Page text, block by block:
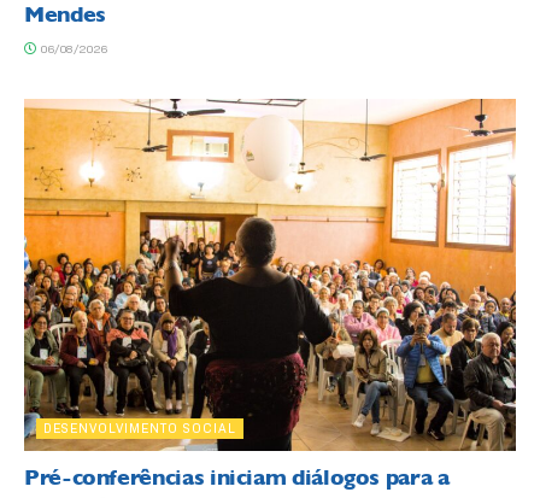
Mendes
06/08/2026
DESENVOLVIMENTO SOCIAL
Pré-conferências iniciam diálogos para a